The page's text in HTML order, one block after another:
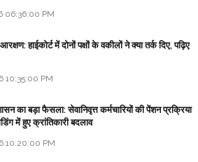
06:36:00 PM
हाईकोर्ट में दोनों पक्षों के वकीलों ने क्या तर्क दिए, पढ़िए
PM
का बड़ा फैसला: सेवानिवृत्त कर्मचारियों की पेंशन प्रक्रिया
में हुए क्रांतिकारी बदलाव
10:20:00 PM